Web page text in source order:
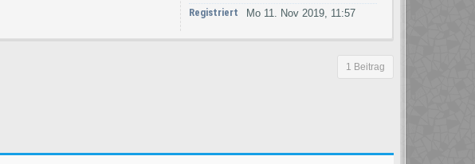
Registriert
Mo 11. Nov 2019, 11:57
1 Beitrag